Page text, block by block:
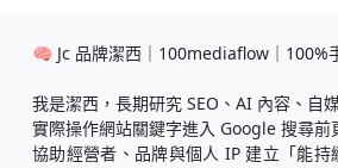
🧠 Jc 品牌潔西｜100mediaflow｜100%
我是潔西，長期研究 SEO、AI 內容、自
實際操作網站關鍵字進入 Google 搜尋前
協助經營者、品牌與個人 IP 建立「能持